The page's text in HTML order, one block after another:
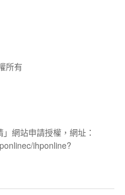
所有
網站申請授權，網址：
ihponline?